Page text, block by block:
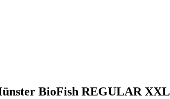
BioFish REGULAR XXL